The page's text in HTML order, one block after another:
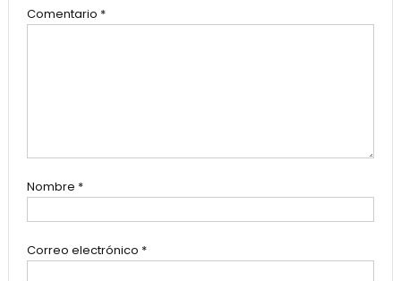
Comentario *
Nombre *
Correo electrónico *